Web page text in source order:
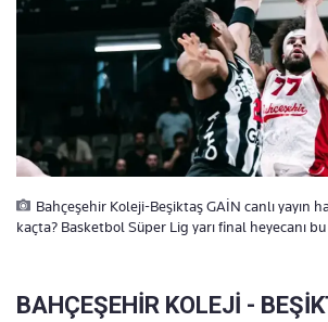
Bahçeşehir Koleji-Beşiktaş GAİN canlı yayın
kaçta? Basketbol Süper Lig yarı final heyecanı
BAHÇEŞEHİR KOLEJİ -